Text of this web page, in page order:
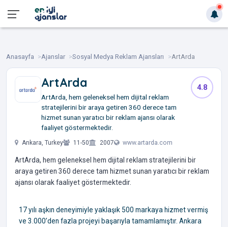
Anasayfa Ajanslar Sosyal Medya Reklam Ajansları ArtArda
ArtArda
ArtArda, hem geleneksel hem dijital reklam
stratejilerini bir araya getiren 360 derece tam
hizmet sunan yaratıcı bir reklam ajansı olarak
faaliyet göstermektedir.
4.8
Ankara, Turkey 11-50 2007 www.artarda.com
ArtArda, hem geleneksel hem dijital reklam stratejilerini bir
araya getiren 360 derece tam hizmet sunan yaratıcı bir reklam
ajansı olarak faaliyet göstermektedir.
17 yılı aşkın deneyimiyle yaklaşık 500 markaya hizmet vermiş
ve 3.000’den fazla projeyi başarıyla tamamlamıştır. Ankara